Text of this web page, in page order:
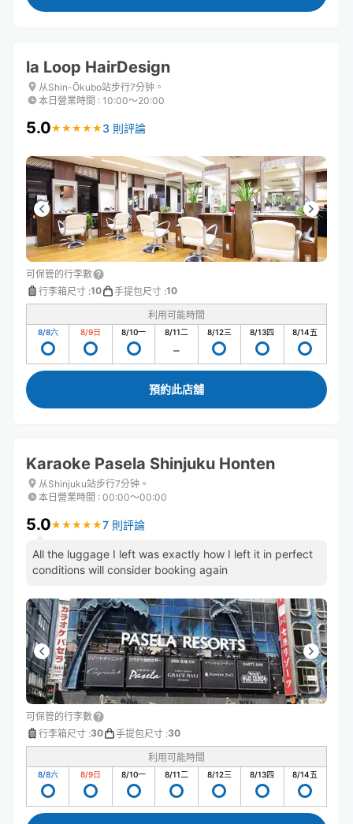
la Loop HairDesign
从Shin-Ōkubo站步行7分钟。
本日營業時間 : 10:00〜20:00
5.0★ ★ ★ ★ ★
★ ★ ★ ★ ★ 3 則評論
可保管的行李數
行李箱尺寸 :10 手提包尺寸 :10
利用可能時間
8/8六 8/9日 8/10一 8/11二 8/12三 8/13四 8/14五
預約此店舖
Karaoke Pasela Shinjuku Honten
从Shinjuku站步行7分钟。
本日營業時間 : 00:00〜00:00
5.0★ ★ ★ ★ ★
★ ★ ★ ★ ★7 則評論
All the luggage I left was exactly how I left it in perfect
conditions will consider booking again
可保管的行李數
行李箱尺寸 :30 手提包尺寸 :30
利用可能時間
8/8六 8/9日 8/10一 8/11二 8/12三 8/13四 8/14五